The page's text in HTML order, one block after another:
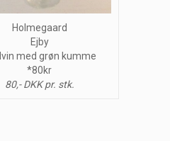
Holmegaard
Ejby
med grøn kumme
*80kr
80,- DKK pr. stk.